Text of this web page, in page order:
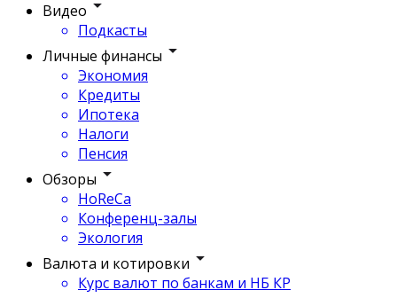
Видео
Подкасты
Личные финансы
Экономия
Кредиты
Ипотека
Налоги
Пенсия
Обзоры
HoReCa
Конференц-залы
Экология
Валюта и котировки
Курс валют по банкам и НБ КР